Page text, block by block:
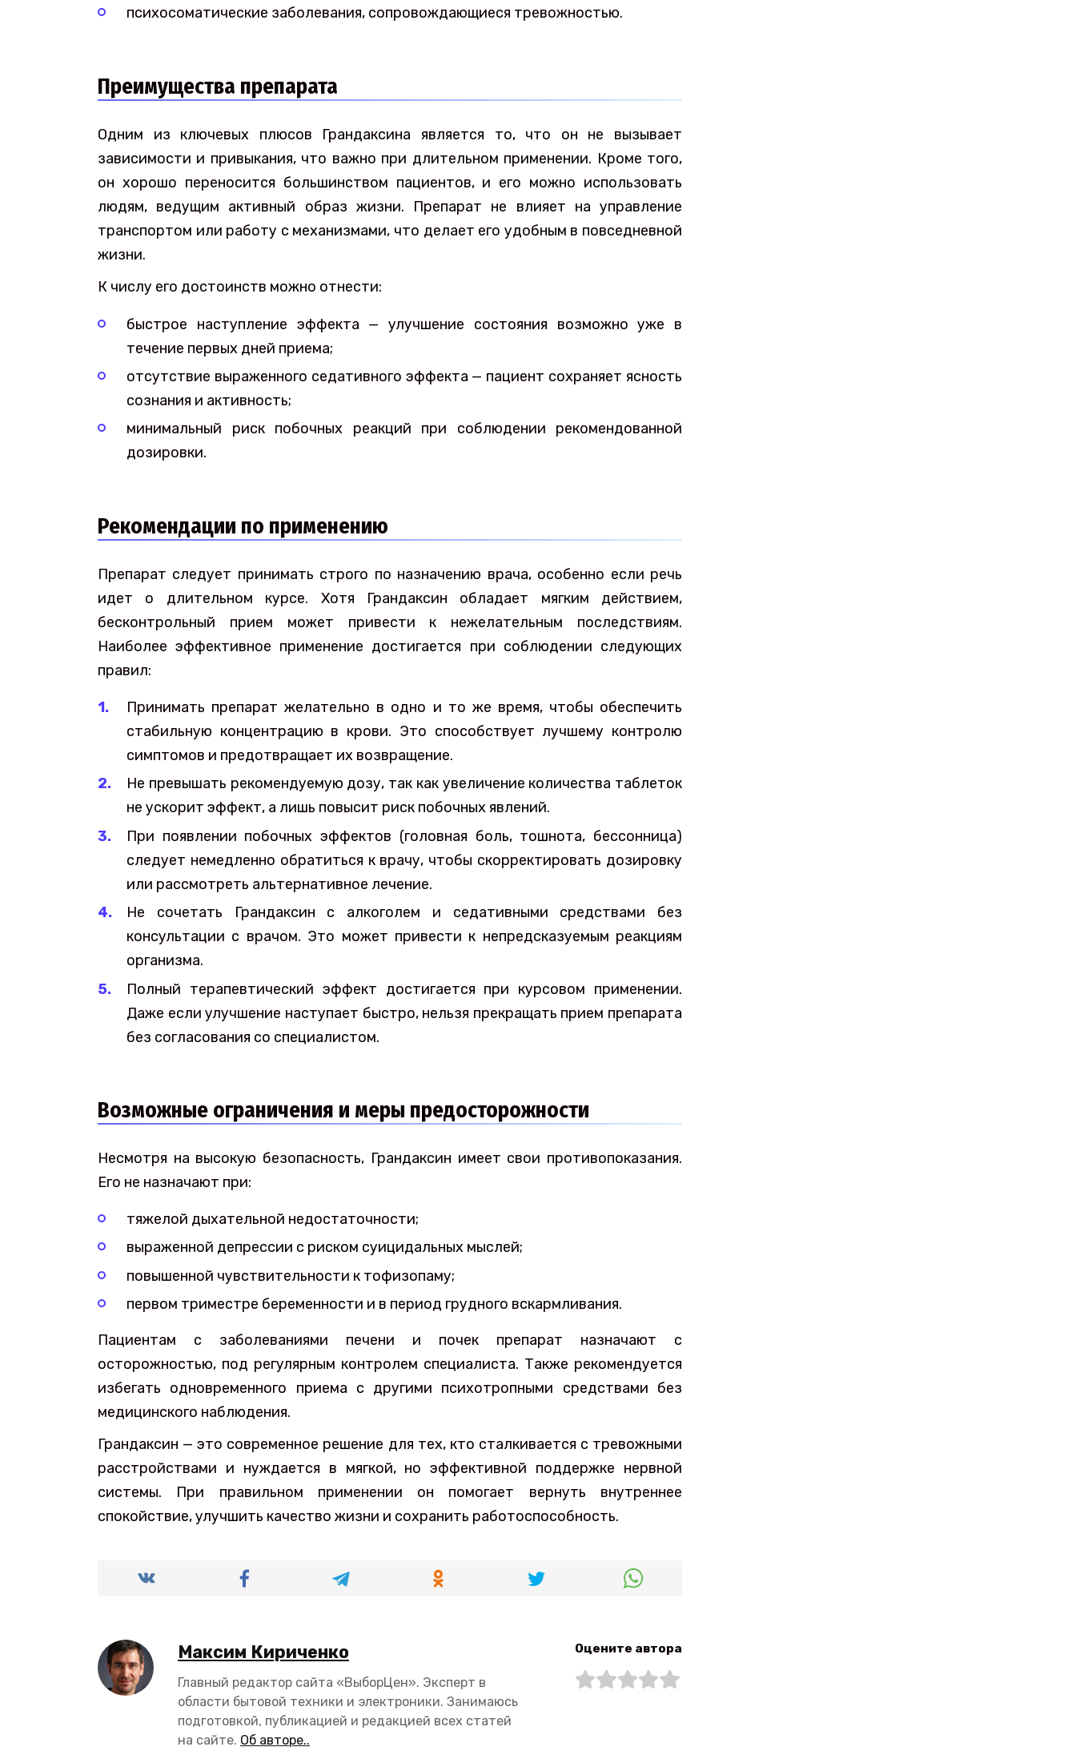
психосоматические заболевания, сопровождающиеся тревожностью.
Преимущества препарата
Одним из ключевых плюсов Грандаксина является то, что он не вызывает
зависимости и привыкания, что важно при длительном применении. Кроме того,
он хорошо переносится большинством пациентов, и его можно использовать
людям, ведущим активный образ жизни. Препарат не влияет на управление
транспортом или работу с механизмами, что делает его удобным в повседневной
жизни.
К числу его достоинств можно отнести:
быстрое наступление эффекта — улучшение состояния возможно уже в
течение первых дней приема;
отсутствие выраженного седативного эффекта — пациент сохраняет ясность
сознания и активность;
минимальный риск побочных реакций при соблюдении рекомендованной
дозировки.
Рекомендации по применению
Препарат следует принимать строго по назначению врача, особенно если речь
идет о длительном курсе. Хотя Грандаксин обладает мягким действием,
бесконтрольный прием может привести к нежелательным последствиям.
Наиболее эффективное применение достигается при соблюдении следующих
правил:
Принимать препарат желательно в одно и то же время, чтобы обеспечить
стабильную концентрацию в крови. Это способствует лучшему контролю
симптомов и предотвращает их возвращение.
Не превышать рекомендуемую дозу, так как увеличение количества таблеток
не ускорит эффект, а лишь повысит риск побочных явлений.
При появлении побочных эффектов (головная боль, тошнота, бессонница)
следует немедленно обратиться к врачу, чтобы скорректировать дозировку
или рассмотреть альтернативное лечение.
Не сочетать Грандаксин с алкоголем и седативными средствами без
консультации с врачом. Это может привести к непредсказуемым реакциям
организма.
Полный терапевтический эффект достигается при курсовом применении.
Даже если улучшение наступает быстро, нельзя прекращать прием препарата
без согласования со специалистом.
Возможные ограничения и меры предосторожности
Несмотря на высокую безопасность, Грандаксин имеет свои противопоказания.
Его не назначают при:
тяжелой дыхательной недостаточности;
выраженной депрессии с риском суицидальных мыслей;
повышенной чувствительности к тофизопаму;
первом триместре беременности и в период грудного вскармливания.
Пациентам с заболеваниями печени и почек препарат назначают с
осторожностью, под регулярным контролем специалиста. Также рекомендуется
избегать одновременного приема с другими психотропными средствами без
медицинского наблюдения.
Грандаксин — это современное решение для тех, кто сталкивается с тревожными
расстройствами и нуждается в мягкой, но эффективной поддержке нервной
системы. При правильном применении он помогает вернуть внутреннее
спокойствие, улучшить качество жизни и сохранить работоспособность.
Максим Кириченко
Главный редактор сайта «ВыборЦен». Эксперт в
области бытовой техники и электроники. Занимаюсь
подготовкой, публикацией и редакцией всех статей
на сайте. Об авторе..
Оцените автора